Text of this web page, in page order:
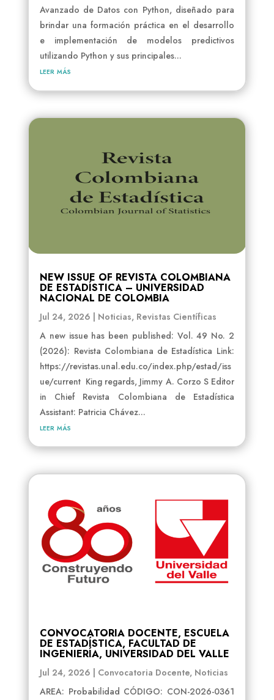
Avanzado de Datos con Python, diseñado para
brindar una formación práctica en el desarrollo
e implementación de modelos predictivos
utilizando Python y sus principales...
leer más
NEW ISSUE OF REVISTA COLOMBIANA
DE ESTADÍSTICA – UNIVERSIDAD
NACIONAL DE COLOMBIA
Jul 24, 2026 | Noticias, Revistas Científicas
A new issue has been published: Vol. 49 No. 2
(2026): Revista Colombiana de Estadística Link:
https://revistas.unal.edu.co/index.php/estad/iss
ue/current King regards, Jimmy A. Corzo S Editor
in Chief Revista Colombiana de Estadística
Assistant: Patricia Chávez...
leer más
CONVOCATORIA DOCENTE, ESCUELA
DE ESTADÍSTICA, FACULTAD DE
INGENIERÍA, UNIVERSIDAD DEL VALLE
Jul 24, 2026 Convocatoria Docente, Noticias
AREA: Probabilidad CÓDIGO: CON-2026-0361